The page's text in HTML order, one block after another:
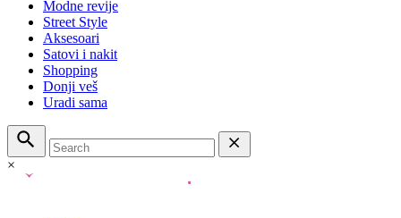
Modne revije
Street Style
Aksesoari
Satovi i nakit
Shopping
Donji veš
Uradi sama
×